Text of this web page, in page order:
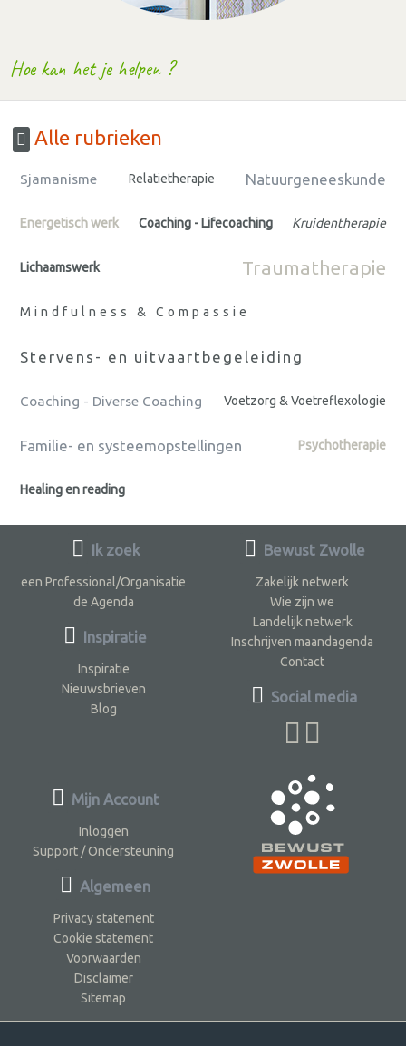
Hoe kan het je helpen ?
Alle rubrieken
Sjamanisme Relatietherapie Natuurgeneeskunde
Energetisch werk Coaching - Lifecoaching Kruidentherapie
Lichaamswerk Traumatherapie
Mindfulness & Compassie
Stervens- en uitvaartbegeleiding
Coaching - Diverse Coaching Voetzorg & Voetreflexologie
Familie- en systeemopstellingen Psychotherapie
Healing en reading
Ik zoek
een Professional/Organisatie
de Agenda
Inspiratie
Inspiratie
Nieuwsbrieven
Blog
Bewust Zwolle
Zakelijk netwerk
Wie zijn we
Landelijk netwerk
Inschrijven maandagenda
Contact
Social media
Mijn Account
Inloggen
Support / Ondersteuning
Algemeen
Privacy statement
Cookie statement
Voorwaarden
Disclaimer
Sitemap